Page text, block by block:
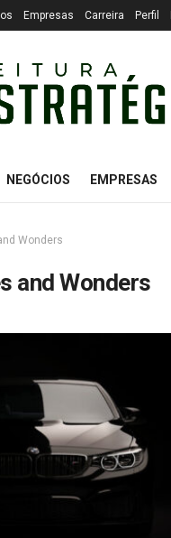
Empresas Carreira Perfil
NEGÓCIOS EMPRESAS
Wonders
and Wonders